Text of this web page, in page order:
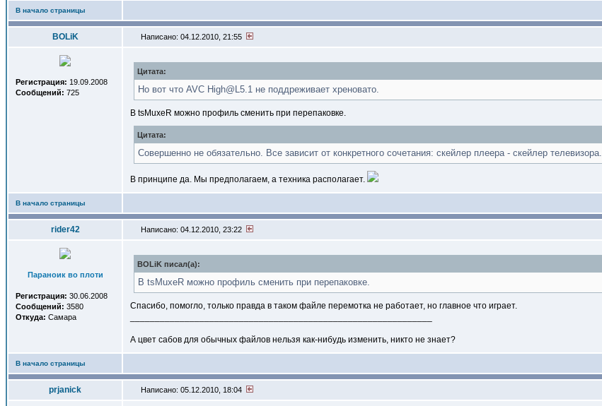
В начало страницы
BOLiK Написано: 04.12.2010, 21:55
Регистрация: 19.09.2008
Сообщений: 725
Цитата:
Но вот что AVC High@L5.1 не поддреживает хреновато.
В tsMuxeR можно профиль сменить при перепаковке.
Цитата:
Совершенно не обязательно. Все зависит от конкретного сочетания: скейлер плеера - скейлер телевизора.
В принципе да. Мы предполагаем, а техника располагает.
В начало страницы
rider42 Написано: 04.12.2010, 23:22
Параноик во плоти
Регистрация: 30.06.2008
Сообщений: 3580
Откуда: Самара
BOLiK писал(a):
В tsMuxeR можно профиль сменить при перепаковке.
Спасибо, помогло, только правда в таком файле перемотка не работает, но главное что играет.
А цвет сабов для обычных файлов нельзя как-нибудь изменить, никто не знает?
В начало страницы
prjanick Написано: 05.12.2010, 18:04